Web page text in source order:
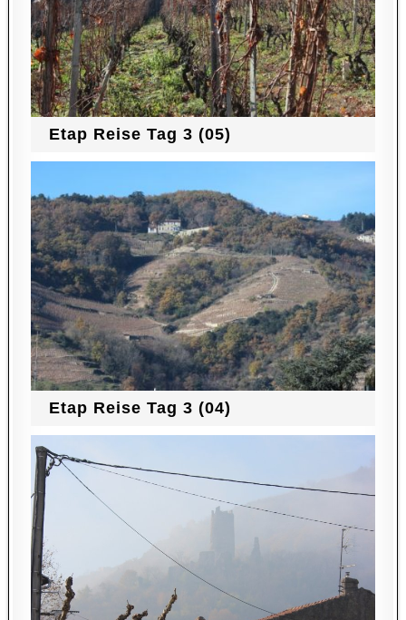
Etap Reise Tag 3 (05)
Etap Reise Tag 3 (04)